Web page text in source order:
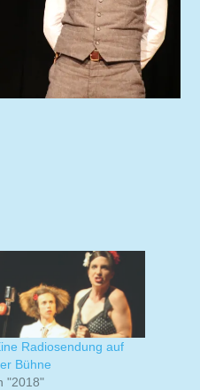
Radiosendung auf
Bühne
"2018"